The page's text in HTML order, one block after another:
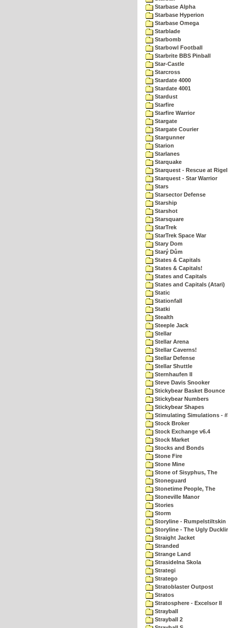
Starbase Alpha
Starbase Hyperion
Starbase Omega
Starblade
Starbomb
Starbowl Football
Starbrite BBS Pinball
Star-Castle
Starcross
Stardate 4000
Stardate 4001
Stardust
Starfire
Starfire Warrior
Stargate
Stargate Courier
Stargunner
Starion
Starlanes
Starquake
Starquest - Rescue at Rigel
Starquest - Star Warrior
Stars
Starsector Defense
Starship
Starshot
Starsquare
StarTrek
StarTrek Space War
Stary Dom
Starý Dům
States & Capitals
States & Capitals!
States and Capitals
States and Capitals (Atari)
Static
Stationfall
Statki
Stealth
Steeple Jack
Stellar
Stellar Arena
Stellar Caverns!
Stellar Defense
Stellar Shuttle
Sternhaufen II
Steve Davis Snooker
Stickybear Basket Bounce
Stickybear Numbers
Stickybear Shapes
Stimulating Simulations -
Stock Broker
Stock Exchange v6.4
Stock Market
Stocks and Bonds
Stone Fire
Stone Mine
Stone of Sisyphus, The
Stoneguard
Stonetime People, The
Stoneville Manor
Stories
Storm
Storyline - Rumpelstiltskin
Storyline - The Ugly
Straight Jacket
Stranded
Strange Land
Strasidelna Skola
Strategi
Stratego
Stratoblaster Outpost
Stratos
Stratosphere - Excelsor II
Strayball
Strayball 2